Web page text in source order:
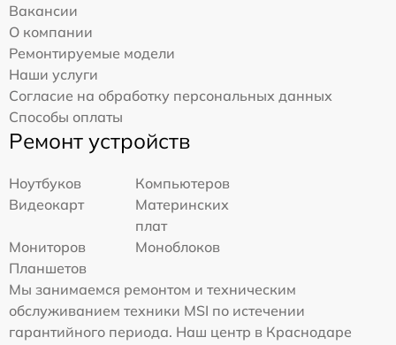
Вакансии
О компании
Ремонтируемые модели
Наши услуги
Согласие на обработку персональных данных
Способы оплаты
Ремонт устройств
Ноутбуков
Компьютеров
Видеокарт
Материнских
плат
Мониторов
Моноблоков
Планшетов
Мы занимаемся ремонтом и техническим
обслуживанием техники MSI по истечении
гарантийного периода. Наш центр в Краснодаре